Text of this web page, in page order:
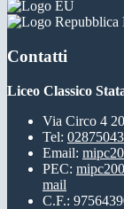
Contatti
Liceo Classico
Via Circo 4
Tel:
Email:
PEC:
mail
C.F.: